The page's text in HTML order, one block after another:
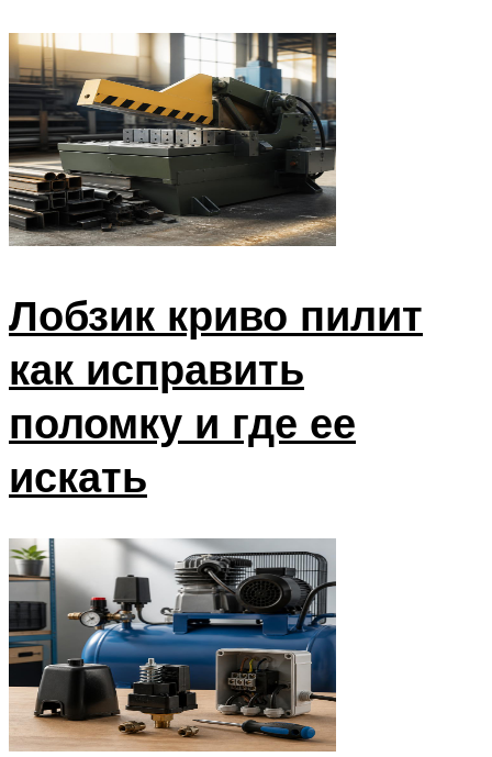
Лобзик криво пилит
как исправить
поломку и где ее
искать